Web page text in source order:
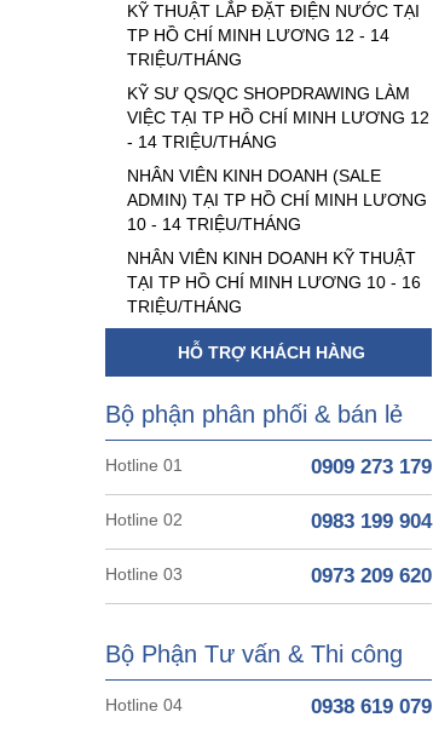
KỸ THUẬT LẮP ĐẶT ĐIỆN NƯỚC TẠI
TP HỒ CHÍ MINH LƯƠNG 12 - 14
TRIỆU/THÁNG
KỸ SƯ QS/QC SHOPDRAWING LÀM
VIỆC TẠI TP HỒ CHÍ MINH LƯƠNG 12
- 14 TRIỆU/THÁNG
NHÂN VIÊN KINH DOANH (SALE
ADMIN) TẠI TP HỒ CHÍ MINH LƯƠNG
10 - 14 TRIỆU/THÁNG
NHÂN VIÊN KINH DOANH KỸ THUẬT
TẠI TP HỒ CHÍ MINH LƯƠNG 10 - 16
TRIỆU/THÁNG
HỖ TRỢ KHÁCH HÀNG
Bộ phận phân phối & bán lẻ
Hotline 01 0909 273 179
Hotline 02 0983 199 904
Hotline 03 0973 209 620
Bộ Phận Tư vấn & Thi công
Hotline 04 0938 619 079